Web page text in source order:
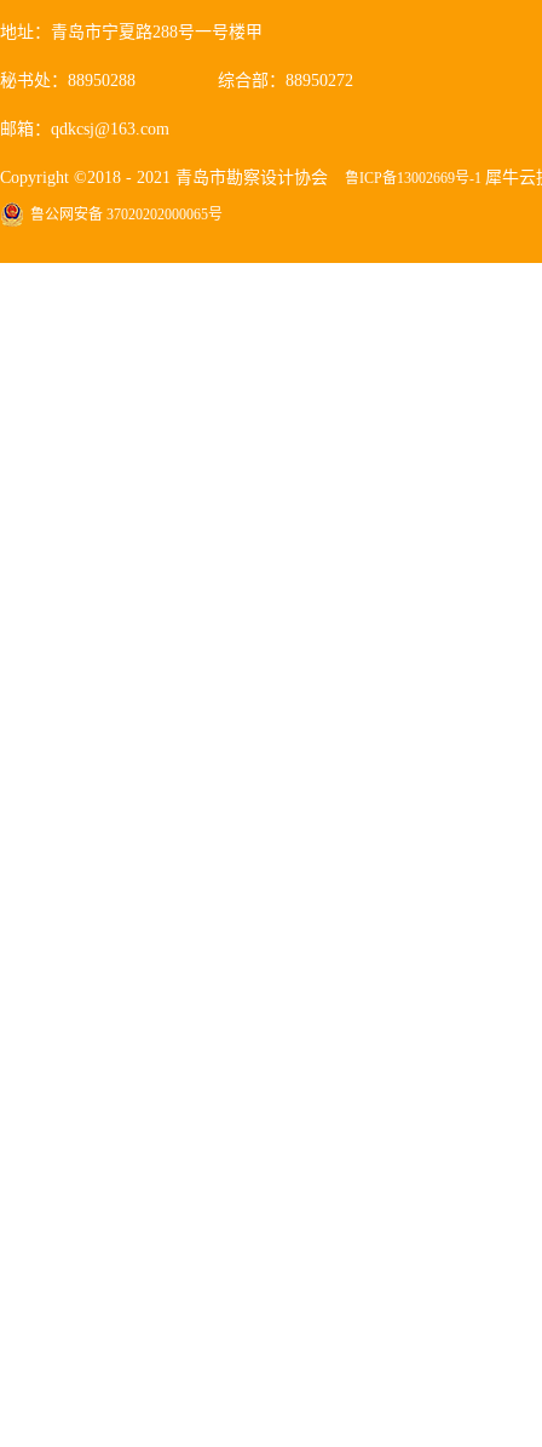
地址：青岛市宁夏路288号一号楼甲
秘书处：88950288 综合部：88950272
邮箱：qdkcsj@163.com
Copyright ©2018 - 2021 青岛市勘察设计协会 鲁ICP备13002669号-1 犀牛云
鲁公网安备 37020202000065号